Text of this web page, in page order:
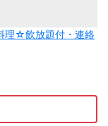
理☆飲放題付・連絡